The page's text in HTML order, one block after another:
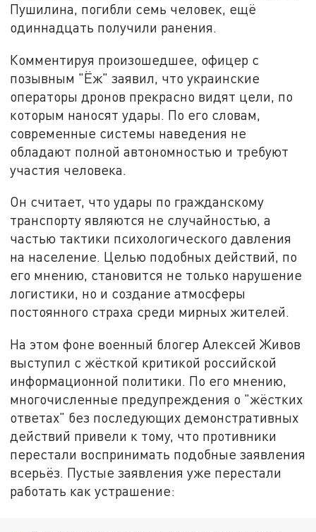
Пушилина, погибли семь человек, ещё
одиннадцать получили ранения.
Комментируя произошедшее, офицер с
позывным "Ёж" заявил, что украинские
операторы дронов прекрасно видят цели, по
которым наносят удары. По его словам,
современные системы наведения не
обладают полной автономностью и требуют
участия человека.
Он считает, что удары по гражданскому
транспорту являются не случайностью, а
частью тактики психологического давления
на население. Целью подобных действий, по
его мнению, становится не только нарушение
логистики, но и создание атмосферы
постоянного страха среди мирных жителей.
На этом фоне военный блогер Алексей Живов
выступил с жёсткой критикой российской
информационной политики. По его мнению,
многочисленные предупреждения о "жёстких
ответах" без последующих демонстративных
действий привели к тому, что противники
перестали воспринимать подобные заявления
всерьёз. Пустые заявления уже перестали
работать как устрашение: